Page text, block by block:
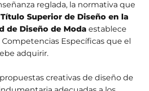
reglada, la normativa que
Título Superior de Diseño en la
de Diseño de Moda establece
Competencias Específicas que el
adquirir.
creativas de diseño de